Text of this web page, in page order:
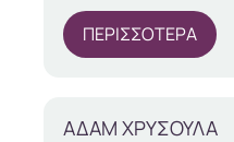
ΠΕΡΙΣΣΟΤΕΡΑ
ΑΔΑΜ ΧΡΥΣΟΥΛΑ